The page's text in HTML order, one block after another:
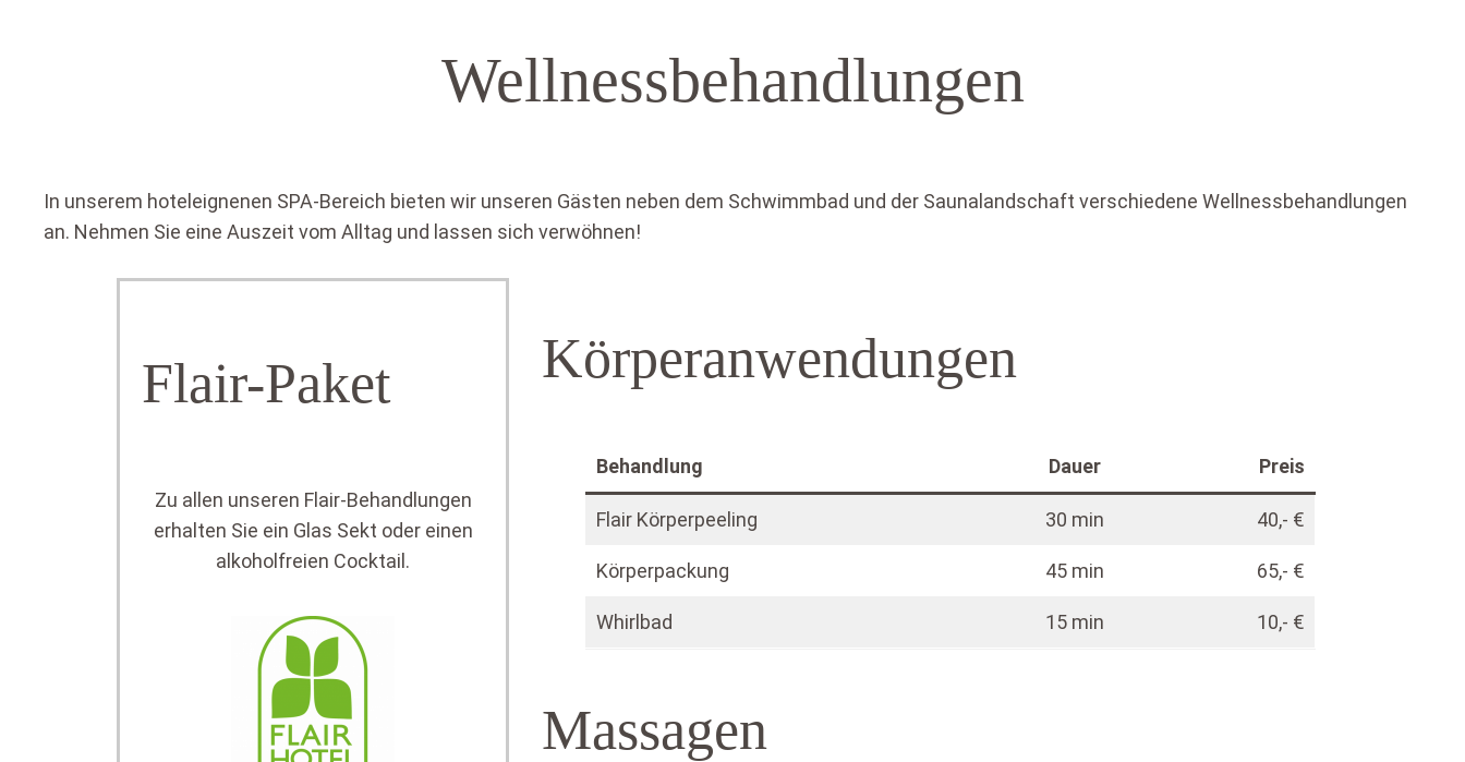
Wellnessbehandlungen
In unserem hoteleignenen SPA-Bereich bieten wir unseren Gästen neben dem Schwimmbad und der Saunalandschaft verschiedene Wellnessbehandlungen
an. Nehmen Sie eine Auszeit vom Alltag und lassen sich verwöhnen!
Flair-Paket
Zu allen unseren Flair-Behandlungen
erhalten Sie ein Glas Sekt oder einen
alkoholfreien Cocktail.
Körperanwendungen
Behandlung Dauer Preis
Flair Körperpeeling 30 min 40,- €
Körperpackung 45 min 65,- €
Whirlbad 15 min 10,- €
Massagen